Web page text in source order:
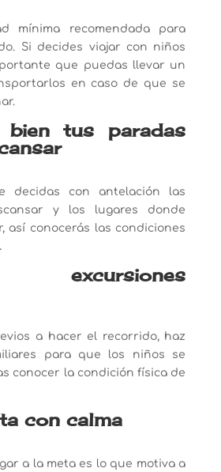
mínima recomendada para
Si decides viajar con niños
que puedas llevar un
en caso de que se
bien tus paradas
decidas con antelación las
y los lugares donde
así conocerás las condiciones
.
excursiones
a hacer el recorrido, haz
para que los niños se
conocer la condición física de
con calma
a la meta es lo que motiva a